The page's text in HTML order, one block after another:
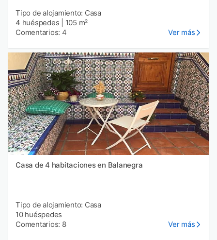
Tipo de alojamiento: Casa
4 huéspedes
105 m²
Comentarios: 4
Ver más
Casa de 4 habitaciones en Balanegra
Tipo de alojamiento: Casa
10 huéspedes
Comentarios: 8
Ver más